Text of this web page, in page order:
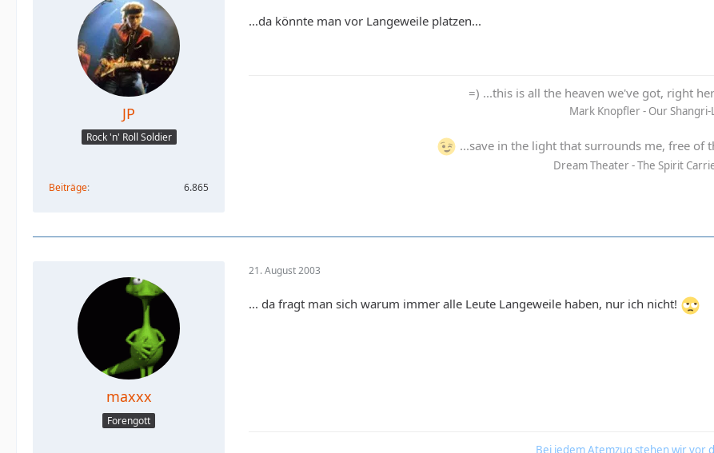
JP
Rock 'n' Roll Soldier
Beiträge 6.865
...da könnte man vor Langeweile platzen...
=) ...this is all the heaven we've got, right
Mark Knopfler - Our Shangri-
...save in the light that surrounds me, free of
Dream Theater - The Spirit
maxxx
Forengott
21. August 2003
... da fragt man sich warum immer alle Leute Langeweile haben, nur ich nicht!
Bei jedem Atemzug stehen wir vor